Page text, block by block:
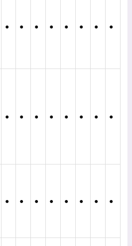
● ● ● ● ● ● ● ●
● ● ● ● ● ● ● ●
● ● ● ● ● ● ● ●